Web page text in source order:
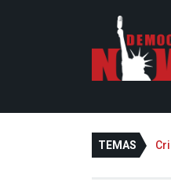
TEMAS